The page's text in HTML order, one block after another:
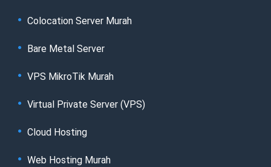
Colocation Server Murah
Bare Metal Server
VPS MikroTik Murah
Virtual Private Server (VPS)
Cloud Hosting
Web Hosting Murah